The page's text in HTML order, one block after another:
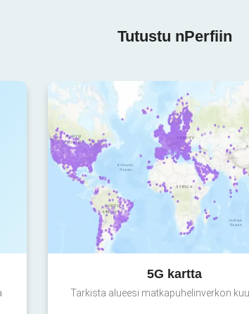
Tutustu nPerfiin
5G kartta
Tarkista alueesi matkapuhelinverkon